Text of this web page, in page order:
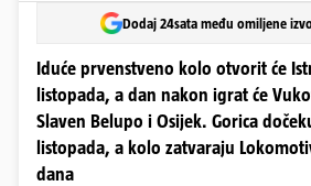
Dodaj 24sata među omiljene
Iduće prvenstveno kolo otvorit će
listopada, a dan nakon igrat će
Slaven Belupo i Osijek. Gorica
listopada, a kolo zatvaraju
dana